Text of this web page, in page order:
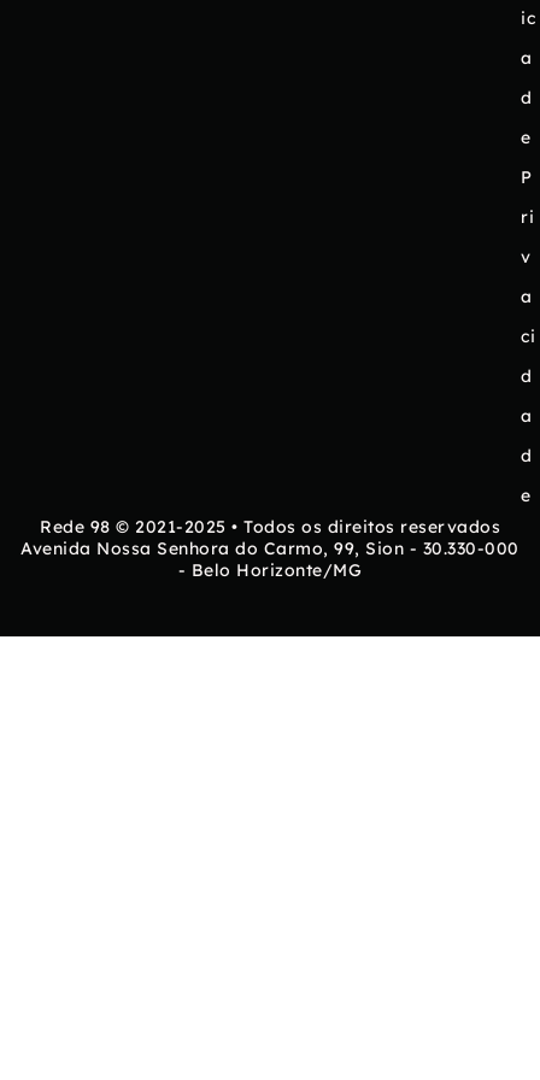
ic
a
d
e
P
ri
v
a
ci
d
a
d
e
Rede 98 © 2021-2025 • Todos os direitos reservados
Avenida Nossa Senhora do Carmo, 99, Sion - 30.330-000
- Belo Horizonte/MG